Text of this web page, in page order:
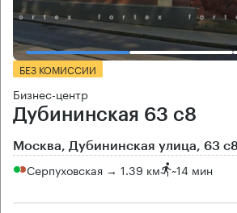
БЕЗ КОМИССИИ
Бизнес-центр
Дубининская 63 с8
Москва, Дубининская улица, 63
Серпуховская → 1.39 км ~14 мин